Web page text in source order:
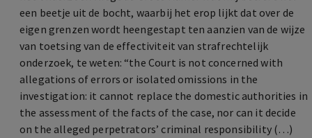
een beetje uit de bocht, waarbij het erop lijkt dat over de
eigen grenzen wordt heengestapt ten aanzien van de wijze
van toetsing van de effectiviteit van strafrechtelijk
onderzoek, te weten: “the Court is not concerned with
allegations of errors or isolated omissions in the
investigation: it cannot replace the domestic authorities in
the assessment of the facts of the case, nor can it decide
on the alleged perpetrators’ criminal responsibility (…)